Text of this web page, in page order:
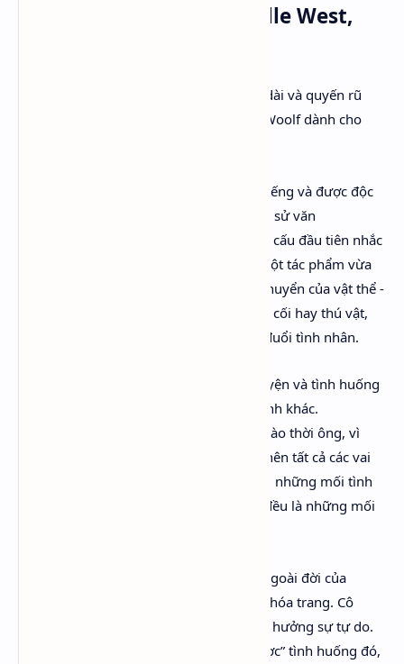
Sách đề tặng Vita Sackville West,
Orlando được đánh giá là “bức thư tình dài và quyến rũ
nhất trong lịch sử văn học” mà Virginia Woolf dành cho
Cuốn sách đã nhanh chóng trở nên nổi tiếng và được độc
giả khắp nơi say đắm. Mặc dù, trong lịch sử văn
học, Orlando không phải là tác phẩm hư cấu đầu tiên nhắc
đến chuyển giới. Hóa thân của Ovid là một tác phẩm vừa
trào phúng vừa nghiêm túc về sự biến chuyển của vật thể -
đặc biệt là hình hài con người, thành cây cối hay thú vật,
hay thần linh biến thành người để theo đuổi tình nhân.
Trong Nghìn lẻ một đêm cũng có cốt truyện và tình huống
về chuyển giới và cải trang thành giới tính khác.
Shakespeare ưa thích việc giả trang, và vào thời ông, vì
phụ nữ bị cấm đóng kịch trên sân khấu nên tất cả các vai
phụ nữ đều là trai giả gái. Họ chìm trong những mối tình
say đắm cùng nhau, và bản chất chúng đều là những mối
Vita Sachville West chính là hình tượng ngoài đời của
Orlando. Vita vốn là một người đam mê hóa trang. Cô
thường hóa trang thành đàn ông, để tận hưởng sự tự do.
Trong cuốn Orlando, Woolf đã “đảo ngược” tình huống đó,